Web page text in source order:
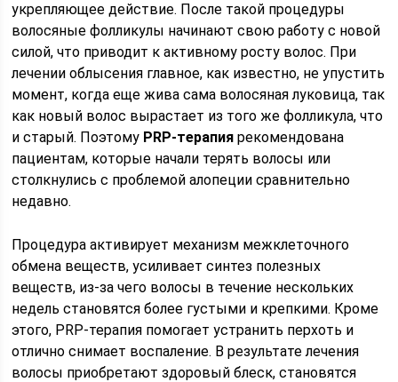
укрепляющее действие. После такой процедуры
волосяные фолликулы начинают свою работу с новой
силой, что приводит к активному росту волос. При
лечении облысения главное, как известно, не упустить
момент, когда еще жива сама волосяная луковица, так
как новый волос вырастает из того же фолликула, что
и старый. Поэтому PRP-терапия рекомендована
пациентам, которые начали терять волосы или
столкнулись с проблемой алопеции сравнительно
недавно.
Процедура активирует механизм межклеточного
обмена веществ, усиливает синтез полезных
веществ, из-за чего волосы в течение нескольких
недель становятся более густыми и крепкими. Кроме
этого, PRP-терапия помогает устранить перхоть и
отлично снимает воспаление. В результате лечения
волосы приобретают здоровый блеск, становятся